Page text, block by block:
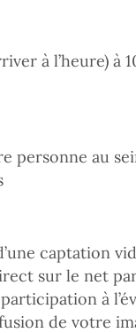
à l’heure) à
personne au
captation
sur le net par
à
de votre